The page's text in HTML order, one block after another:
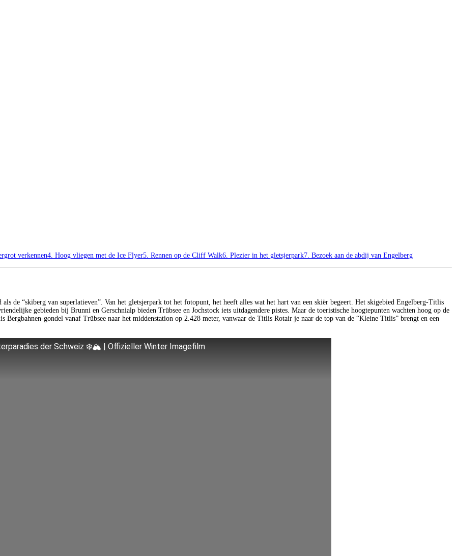
verkennen4. Hoog vliegen met de Ice Flyer5. Rennen op de Cliff Walk6. Plezier in het gletsjerpark7. Bezoek aan de abdij van Engelberg
de “skiberg van superlatieven”. Van het gletsjerpark tot het fotopunt, het heeft alles wat het hart van een skiër begeert. Het skigebied Engelberg-Titlis
gebieden bij Brunni en Gerschnialp bieden Trübsee en Jochstock iets uitdagendere pistes. Maar de toeristische hoogtepunten wachten hoog op de
Bergbahnen-gondel vanaf Trübsee naar het middenstation op 2.428 meter, vanwaar de Titlis Rotair je naar de top van de “Kleine Titlis” brengt en een
der Schweiz ❄️🏔 | Offizieller Winter Imagefilm